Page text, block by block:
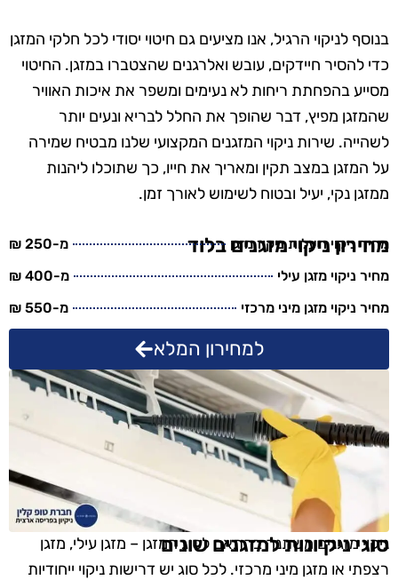
בנוסף לניקוי הרגיל, אנו מציעים גם חיטוי יסודי לכל חלקי המזגן
כדי להסיר חיידקים, עובש ואלרגנים שהצטברו במזגן. החיטוי
מסייע בהפחתת ריחות לא נעימים ומשפר את איכות האוויר
שהמזגן מפיץ, דבר שהופך את החלל לבריא ונעים יותר
לשהייה. שירות ניקוי המזגנים המקצועי שלנו מבטיח שמירה
על המזגן במצב תקין ומאריך את חייו, כך שתוכלו ליהנות
ממזגן נקי, יעיל ובטוח לשימוש לאורך זמן.
מחירון ניקוי מזגנים בלוד
מחיר ניקוי תעלות ניקוז מזגן
מ-250 ₪
מחיר ניקוי מזגן עילי
מ-400 ₪
מחיר ניקוי מזגן מיני מרכזי
מ-550 ₪
למחירון המלא
סוגי ניקיונות למזגנים שונים
ניקוי מזגנים משתנה בהתאם לסוג המזגן – מזגן עילי, מזגן
רצפתי או מזגן מיני מרכזי. לכל סוג יש דרישות ניקוי ייחודיות